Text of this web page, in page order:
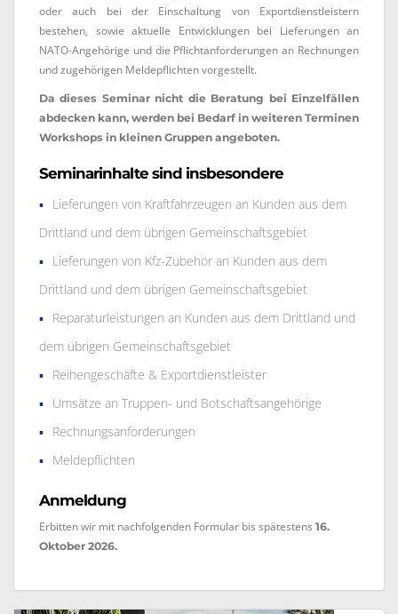
oder auch bei der Einschaltung von Exportdienstleistern
bestehen, sowie aktuelle Entwicklungen bei Lieferungen an
NATO-Angehörige und die Pflichtanforderungen an Rechnungen
und zugehörigen Meldepflichten vorgestellt.
Da dieses Seminar nicht die Beratung bei Einzelfällen
abdecken kann, werden bei Bedarf in weiteren Terminen
Workshops in kleinen Gruppen angeboten.
Seminarinhalte sind insbesondere
Lieferungen von Kraftfahrzeugen an Kunden aus dem
Drittland und dem übrigen Gemeinschaftsgebiet
Lieferungen von Kfz-Zubehör an Kunden aus dem
Drittland und dem übrigen Gemeinschaftsgebiet
Reparaturleistungen an Kunden aus dem Drittland und
dem übrigen Gemeinschaftsgebiet
Reihengeschäfte & Exportdienstleister
Umsätze an Truppen- und Botschaftsangehörige
Rechnungsanforderungen
Meldepflichten
Anmeldung
Erbitten wir mit nachfolgenden Formular bis spätestens 16.
Oktober 2026.